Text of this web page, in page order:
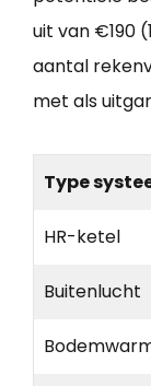
uit van €190
aantal
met als
Type
HR-ketel
Buitenlucht